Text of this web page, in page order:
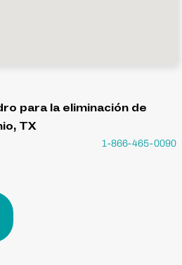
para la eliminación de
TX
1-866-465-0090